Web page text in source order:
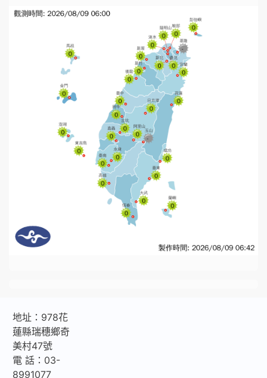
地址：978花
蓮縣瑞穗鄉奇
美村47號
電 話：03-
8991077